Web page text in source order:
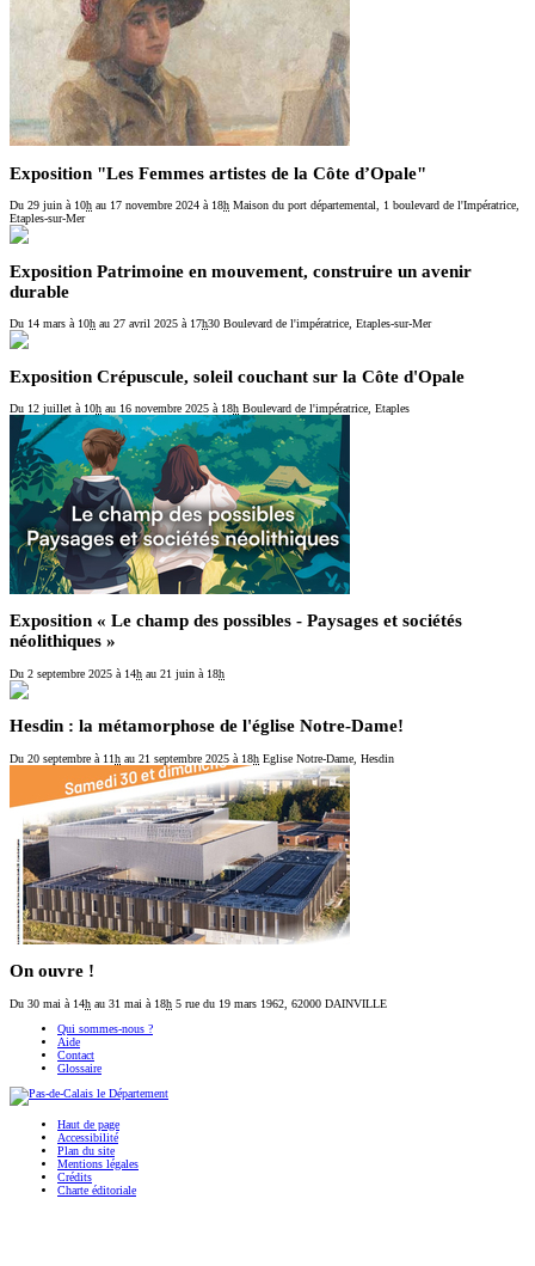
Exposition "Les Femmes artistes de la Côte d’Opale"
Du 29 juin à 10h au 17 novembre 2024 à 18h Maison du port départemental, 1 boulevard de l'Impératrice,
Etaples-sur-Mer
Exposition Patrimoine en mouvement, construire un avenir
durable
Du 14 mars à 10h au 27 avril 2025 à 17h30 Boulevard de l'impératrice, Etaples-sur-Mer
Exposition Crépuscule, soleil couchant sur la Côte d'Opale
Du 12 juillet à 10h au 16 novembre 2025 à 18h Boulevard de l'impératrice, Etaples
Exposition « Le champ des possibles - Paysages et sociétés
néolithiques »
Du 2 septembre 2025 à 14h au 21 juin à 18h
Hesdin : la métamorphose de l'église Notre-Dame!
Du 20 septembre à 11h au 21 septembre 2025 à 18h Eglise Notre-Dame, Hesdin
On ouvre !
Du 30 mai à 14h au 31 mai à 18h 5 rue du 19 mars 1962, 62000 DAINVILLE
Qui sommes-nous ?
Aide
Contact
Glossaire
Haut de page
Accessibilité
Plan du site
Mentions légales
Crédits
Charte éditoriale